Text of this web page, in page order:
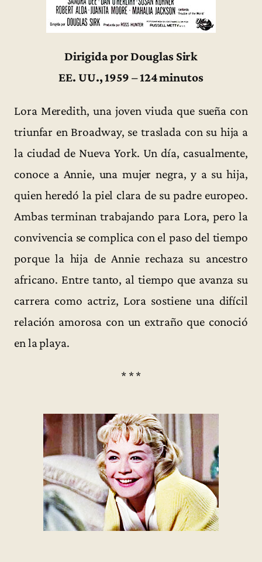
Dirigida por Douglas Sirk
EE. UU., 1959 – 124 minutos
Lora Meredith, una joven viuda que sueña con
triunfar en Broadway, se traslada con su hija a
la ciudad de Nueva York. Un día, casualmente,
conoce a Annie, una mujer negra, y a su hija,
quien heredó la piel clara de su padre europeo.
Ambas terminan trabajando para Lora, pero la
convivencia se complica con el paso del tiempo
porque la hija de Annie rechaza su ancestro
africano. Entre tanto, al tiempo que avanza su
carrera como actriz, Lora sostiene una difícil
relación amorosa con un extraño que conoció
en la playa.
* * *